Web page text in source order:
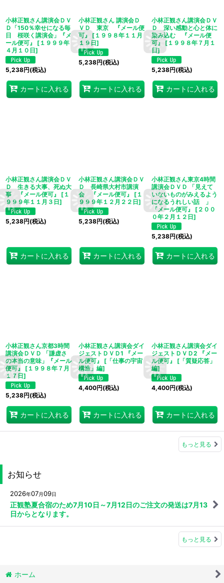
小林正観さん講演会ＤＶ
Ｄ「150％幸せになる毎
日 桜咲く講演会」『メ
ール便可』
[ １９９９年
４月１０日]
5,238円(税込)
カートに入れる
小林正観さん 講演会Ｄ
ＶＤ 東京 『メール便
可』
[１９９８年１１月
１９日]
5,238円(税込)
カートに入れる
小林正観さん講演会ＤＶ
Ｄ 深い感動と心と体に
染み込む 『メール便
可』
[１９９８年７月１
日]
5,238円(税込)
カートに入れる
小林正観さん講演会ＤＶ
Ｄ 生きる大事、死ぬ大
事 『メール便可』
[ １
９９９年１１月３日]
5,238円(税込)
カートに入れる
小林正観さん講演会ＤＶ
Ｄ 長崎県大村市講演
会 『メール便可』
[１
９９９年１２月２２日]
5,238円(税込)
カートに入れる
小林正観さん東京4時間
講演会ＤＶＤ 「見えて
いないものがみえるよう
になるうれしい話 」
『メール便可』
[２００
０年２月１２日]
5,238円(税込)
カートに入れる
小林正観さん京都3時間
講演会ＤＶＤ 「謙虚さ
の本当の意味」『メール
便可』
[ １９９８年７月
１７日]
5,238円(税込)
カートに入れる
小林正観さん講演会ダイ
ジェストＤＶＤ1 『メー
ル便可』
[「仕事の宇宙
構造」編]
4,400円(税込)
カートに入れる
小林正観さん講演会ダイ
ジェストＤＶＤ2 『メー
ル便可』
[「質疑応答」
編]
4,400円(税込)
カートに入れる
もっと見る
お知らせ
2026年07月09日
正観塾夏合宿のため7月10日～7月12日のご注文の発送は7月13
日からとなります。
もっと見る
ホーム